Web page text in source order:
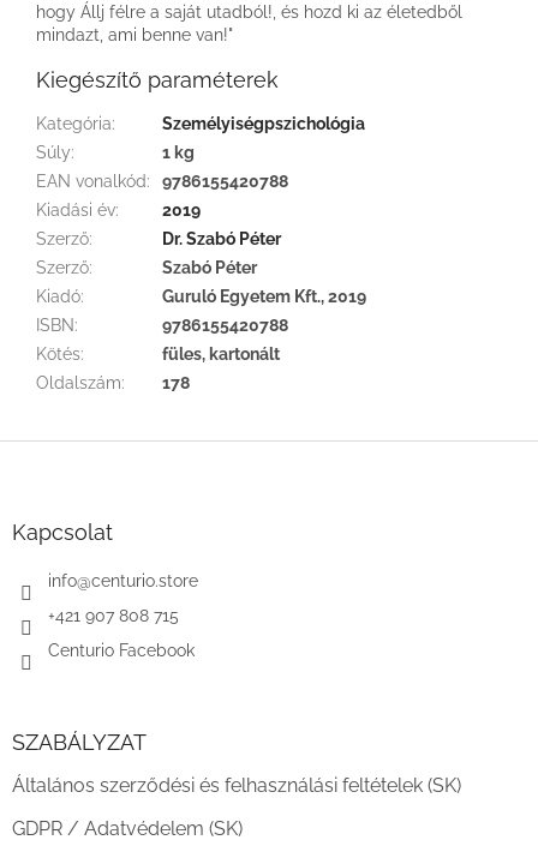
hogy Állj félre a saját utadból!, és hozd ki az életedből
mindazt, ami benne van!"
Kiegészítő paraméterek
Kategória:
Személyiségpszichológia
Súly:
1 kg
EAN vonalkód:
9786155420788
Kiadási év:
2019
Szerző:
Dr. Szabó Péter
Szerző:
Szabó Péter
Kiadó:
Guruló Egyetem Kft., 2019
ISBN:
9786155420788
Kötés:
füles, kartonált
Oldalszám: 178
Kapcsolat
info@centurio.store
+421 907 808 715
Centurio Facebook
SZABÁLYZAT
Általános szerződési és felhasználási feltételek (SK)
GDPR / Adatvédelem (SK)